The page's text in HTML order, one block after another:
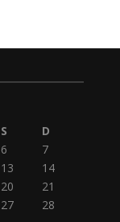
S
D
6
7
13
14
20
21
27
28